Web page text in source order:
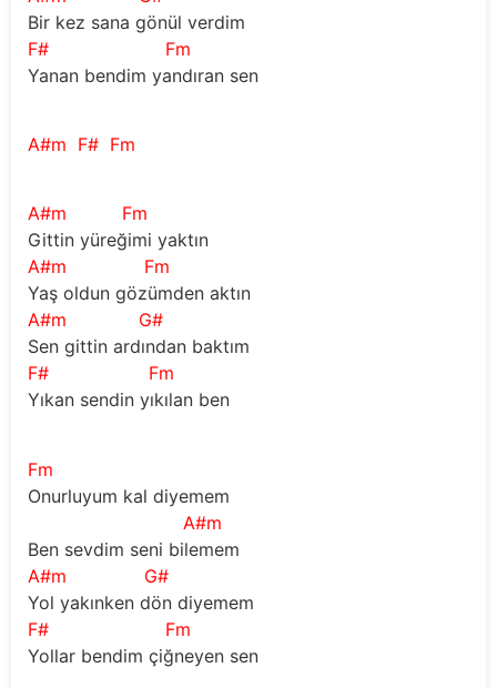
Bir kez sana gönül verdim
F#
Fm
Yanan bendim yandıran sen
A#m F# Fm
A#m
Fm
Gittin yüreğimi yaktın
A#m
Fm
Yaş oldun gözümden aktın
A#m
G#
Sen gittin ardından baktım
F#
Fm
Yıkan sendin yıkılan ben
Fm
Onurluyum kal diyemem
A#m
Ben sevdim seni bilemem
A#m
G#
Yol yakınken dön diyemem
F#
Fm
Yollar bendim çiğneyen sen